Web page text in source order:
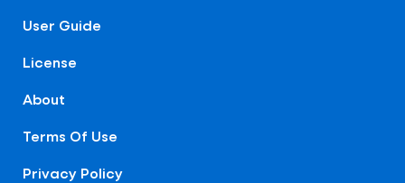
User Guide
License
About
Terms Of Use
Privacy Policy